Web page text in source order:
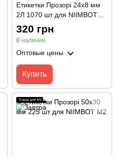
Етикетки Прозорі 24х8 мм
2Л 1070 шт для NIIMBOT
M2
320 грн
В наличии
Оптовые цены
Купить
Тільки для M2